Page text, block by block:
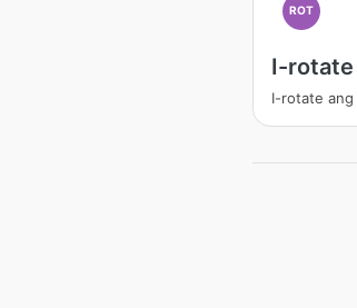
ROT
I-rotate
I-rotate ang